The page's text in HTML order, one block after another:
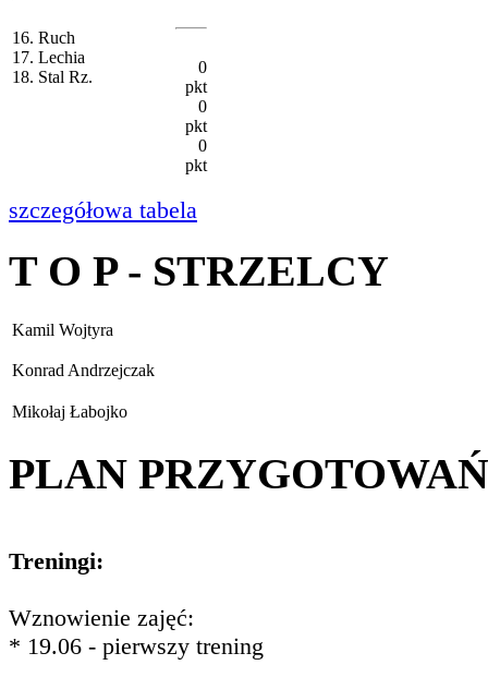
16. Ruch
17. Lechia
18. Stal Rz.
0
pkt
0
pkt
0
pkt
szczegółowa tabela
T O P - STRZELCY
Kamil Wojtyra
Konrad Andrzejczak
Mikołaj Łabojko
PLAN PRZYGOTOWAŃ
Treningi:
Wznowienie zajęć:
* 19.06 - pierwszy trening